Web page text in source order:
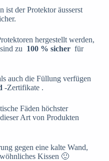
ist der Protektor äusserst
hergestellt werden,
zu 100 % sicherfür
auch die Füllung verfügen
-Zertifikate .
Fäden höchster
Art von Produkten
gegen eine kalte Wand,
Kissen 🙂